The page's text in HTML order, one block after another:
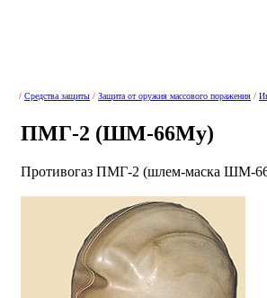
/ Средства защиты / Защита от оружия массового поражения /
ПМГ-2 (ШМ-66Му)
Противогаз ПМГ-2 (шлем-маска ШМ-